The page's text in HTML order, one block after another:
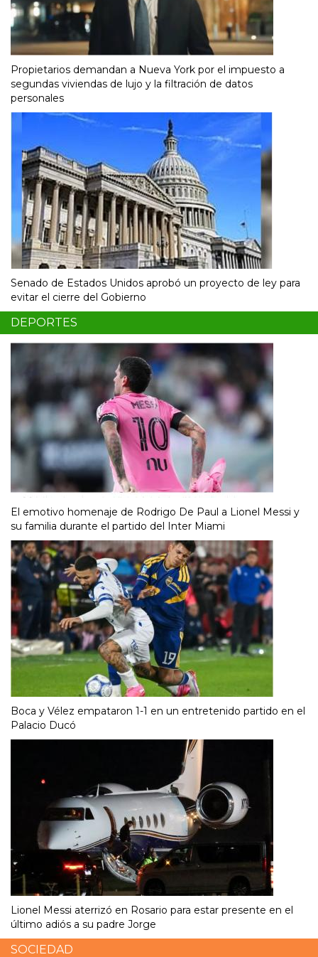
Propietarios demandan a Nueva York por el impuesto a
segundas viviendas de lujo y la filtración de datos
personales
Senado de Estados Unidos aprobó un proyecto de ley para
evitar el cierre del Gobierno
DEPORTES
El emotivo homenaje de Rodrigo De Paul a Lionel Messi y
su familia durante el partido del Inter Miami
Boca y Vélez empataron 1-1 en un entretenido partido en el
Palacio Ducó
Lionel Messi aterrizó en Rosario para estar presente en el
último adiós a su padre Jorge
SOCIEDAD